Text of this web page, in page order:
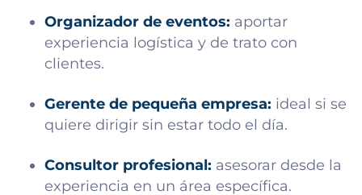
Organizador de eventos: aportar
experiencia logística y de trato con
clientes.
Gerente de pequeña empresa: ideal si se
quiere dirigir sin estar todo el día.
Consultor profesional: asesorar desde la
experiencia en un área específica.